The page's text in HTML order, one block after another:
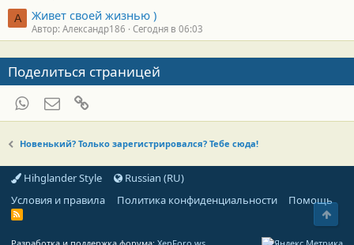
А Живет своей жизнью )
Автор: Александр186 Сегодня в 06:03
Поделиться страницей
WhatsAppЭлектронная почта
Новенький? Только зарегистрировался? Тебе сюда!
Hihglander Style
Russian (RU)
Условия и правила
Политика конфиденциальности Помощь
R